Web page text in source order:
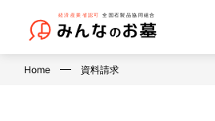
Home 資料請求